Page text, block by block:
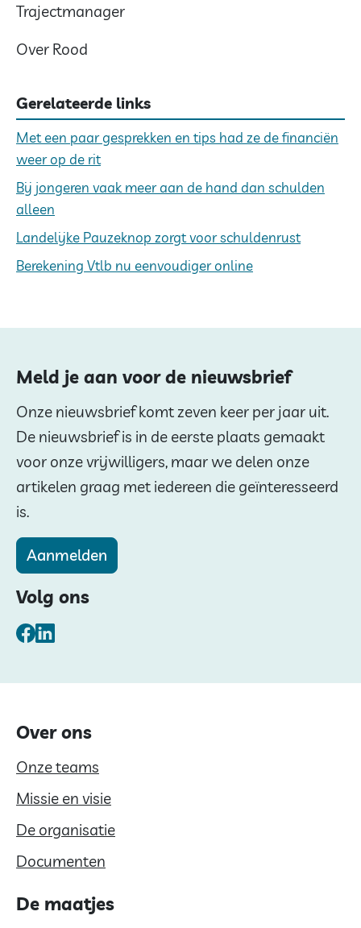
Trajectmanager
Over Rood
Gerelateerde links
Met een paar gesprekken en tips had ze de financiën
weer op de rit
Bij jongeren vaak meer aan de hand dan schulden
alleen
Landelijke Pauzeknop zorgt voor schuldenrust
Berekening Vtlb nu eenvoudiger online
Meld je aan voor de nieuwsbrief
Onze nieuwsbrief komt zeven keer per jaar uit.
De nieuwsbrief is in de eerste plaats gemaakt
voor onze vrijwilligers, maar we delen onze
artikelen graag met iedereen die geïnteresseerd
is.
Aanmelden
Volg ons
Facebook
LinkedIn
Over ons
Onze teams
Missie en visie
De organisatie
Documenten
De maatjes